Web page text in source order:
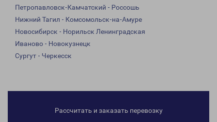
Петропавловск-Камчатский - Россошь
Нижний Тагил - Комсомольск-на-Амуре
Новосибирск - Норильск Ленинградская
Иваново - Новокузнецк
Сургут - Черкесск
Рассчитать и заказать перевозку